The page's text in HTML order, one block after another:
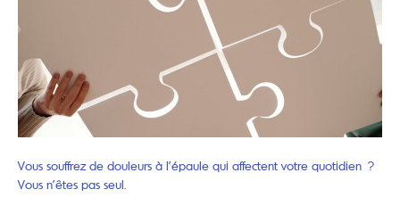
Vous souffrez de douleurs à l’épaule qui affectent votre quotidien ?
Vous n’êtes pas seul.